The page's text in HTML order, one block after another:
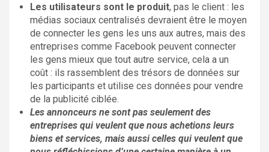
Les utilisateurs sont le produit, pas le client : les
médias sociaux centralisés devraient être le moyen
de connecter les gens les uns aux autres, mais des
entreprises comme Facebook peuvent connecter
les gens mieux que tout autre service, cela a un
coût : ils rassemblent des trésors de données sur
les participants et utilise ces données pour vendre
de la publicité ciblée.
Les annonceurs ne sont pas seulement des
entreprises qui veulent que nous achetions leurs
biens et services, mais aussi celles qui veulent que